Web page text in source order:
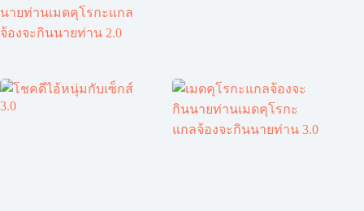
นายท่านเมดคุโรกะแกล
จ้องจะกินนายท่าน 2.0